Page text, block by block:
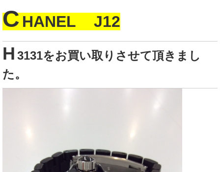
CHANEL J12
H 3131をお買い取りさせて頂きまし
た。